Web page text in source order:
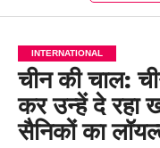
INTERNATIONAL
चीन की चाल:
कर उन्हें दे रहा
सैनिकों का